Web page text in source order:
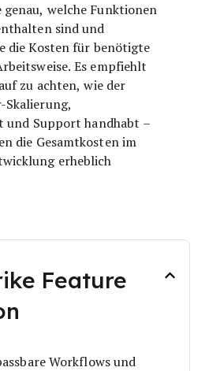
welche Funktionen
sind und
die Kosten für benötigte
Es empfiehlt
zu achten, wie der
Skalierung,
Support handhabt –
die Gesamtkosten im
erheblich
Feature
Workflows und